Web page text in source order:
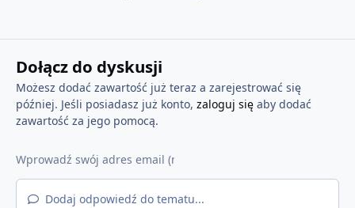
Dołącz do dyskusji
Możesz dodać zawartość już teraz a zarejestrować się
później. Jeśli posiadasz już konto, zaloguj sięaby dodać
zawartość za jego pomocą.
Dodaj odpowiedź do tematu...